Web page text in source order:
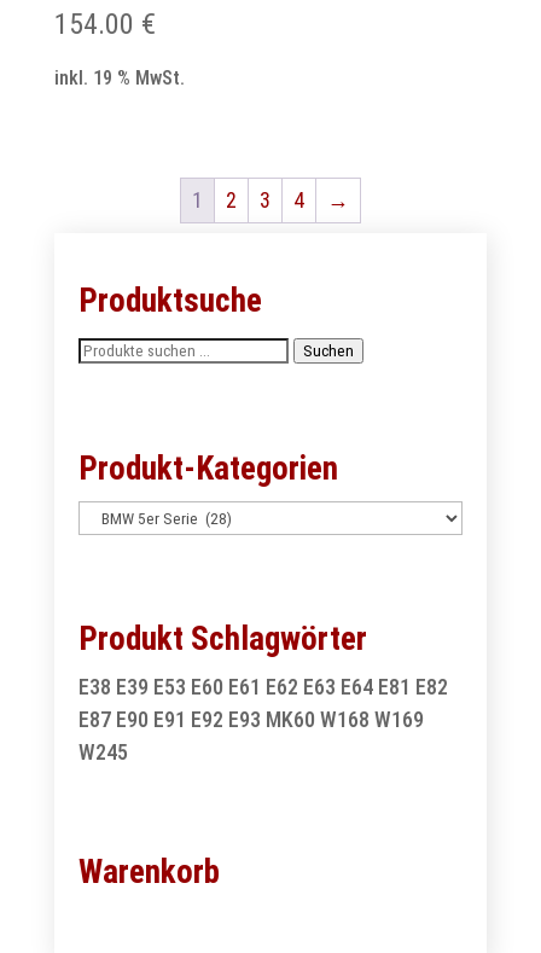
154.00 €
inkl. 19 % MwSt.
1 2 3 4 →
Produktsuche
Suchen
Suchen
Produkt-Kategorien
Produkt Schlagwörter
E38 E39 E53 E60 E61 E62 E63 E64 E81 E82
E87 E90 E91 E92 E93 MK60 W168 W169
W245
Warenkorb